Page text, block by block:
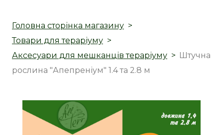
Головна сторінка магазину
Товари для тераріуму
Аксесуари для мешканців тераріуму
Штучна
рослина "Апепреніум" 1.4 та 2.8 м